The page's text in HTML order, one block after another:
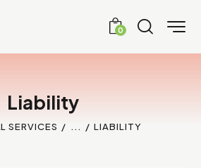
0
Liability
SERVICES ... LIABILITY